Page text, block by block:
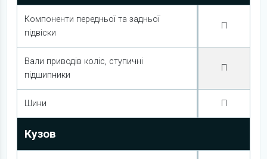
Компоненти передньої та задньої
підвіски
П
Вали приводів коліс, ступичні
підшипники
П
Шини П
Кузов